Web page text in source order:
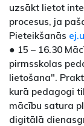
uzsākt lietot
procesus, ja
Pieteikšanās
● 15 – 16.30
pirmsskolas
lietošana".
kurā pedagogi
mācību satura
digitālā